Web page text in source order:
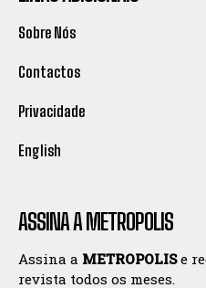
Sobre Nós
Contactos
Privacidade
English
ASSINA A METROPOLIS
Assina a METROPOLISe
revista todos os meses.